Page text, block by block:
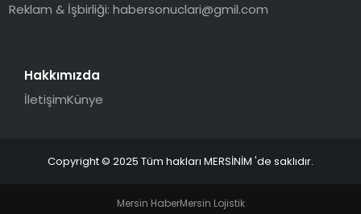
Reklam & İşbirliği:habersonuclari@gmil.com
Hakkımızda
İletişimKünye
Copyright © 2025 Tüm hakları MERSİNİM 'de saklıdır.
Mersin HaberMersin Lojistik